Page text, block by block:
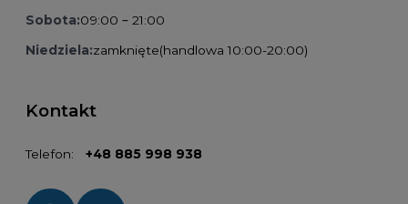
Sobota:09:00 – 21:00
Niedziela:zamknięte(handlowa 10:00-20:00)
Kontakt
Telefon: +48 885 998 938
Social media: